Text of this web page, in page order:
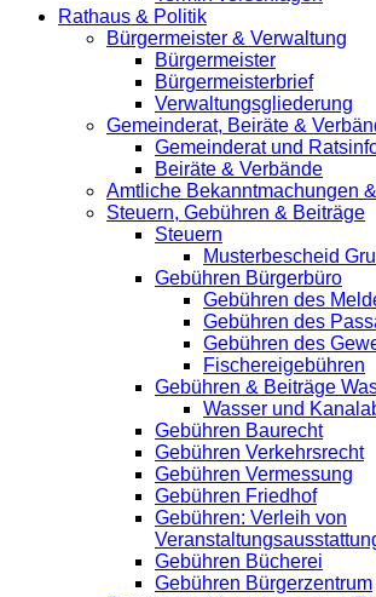
Rathaus & Politik
Bürgermeister & Verwaltung
Bürgermeister
Bürgermeisterbrief
Verwaltungsgliederung
Gemeinderat, Beiräte &
Gemeinderat und
Beiräte & Verbände
Amtliche Bekanntmachungen
Steuern, Gebühren & Beiträge
Steuern
Musterbescheid
Gebühren Bürgerbüro
Gebühren des
Gebühren des
Gebühren des
Fischereigebühren
Gebühren & Beiträge
Wasser und
Gebühren Baurecht
Gebühren Verkehrsrecht
Gebühren Vermessung
Gebühren Friedhof
Gebühren: Verleih von
Gebühren Bücherei
Gebühren Bürgerzentrum